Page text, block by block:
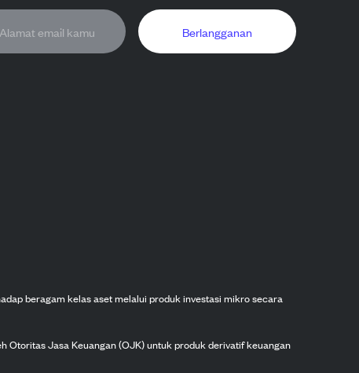
Berlangganan
beragam kelas aset melalui produk investasi mikro secara
Otoritas Jasa Keuangan (OJK) untuk produk derivatif keuangan